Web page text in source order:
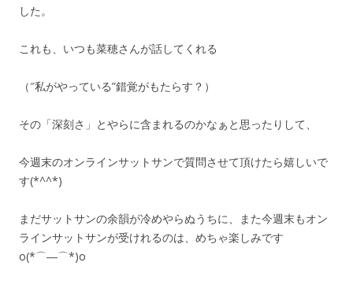
した。
これも、いつも菜穂さんが話してくれる
（″私がやっている”錯覚がもたらす？）
その「深刻さ」とやらに含まれるのかなぁと思ったりして、
今週末のオンラインサットサンで質問させて頂けたら嬉しいで
す(*^^*)
まだサットサンの余韻が冷めやらぬうちに、また今週末もオン
ラインサットサンが受けれるのは、めちゃ楽しみです
o(*⌒―⌒*)o